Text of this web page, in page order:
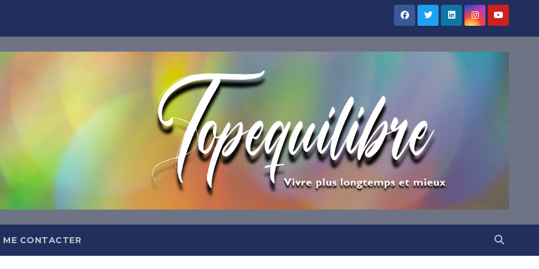
ME CONTACTER
TOPEQUILIBRE
Abonnez-vous !
Et recevez tous les jours dans votre boîte mail nos
meilleures inspirations.